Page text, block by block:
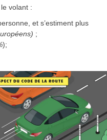
volant :
et s’estiment plus
;
);